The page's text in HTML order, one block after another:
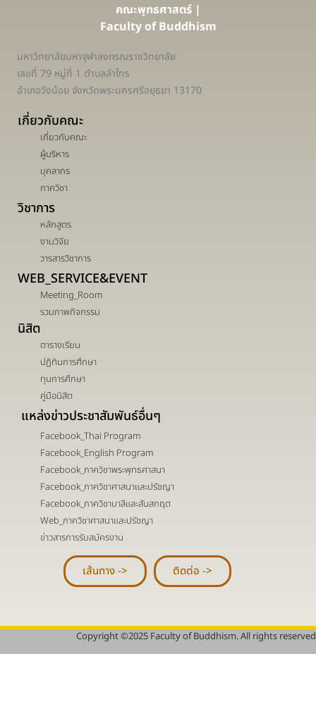
คณะพุทธศาสตร์ |
Faculty of Buddhism
มหาวิทยาลัยมหาจุฬาลงกรณราชวิทยาลัย
เลขที่ 79 หมู่ที่ 1 ตำบลลำไทร
อำเภอวังน้อย จังหวัดพระนครศรีอยุธยา 13170
เกี่ยวกับคณะ
เกี่ยวกับคณะ
ผู้บริหาร
บุคลากร
ภาควิชา
วิชาการ
หลักสูตร
งานวิจัย
วารสารวิชาการ
WEB_SERVICE&EVENT
Meeting_Room
รวมภาพกิจกรรม
นิสิต
ตารางเรียน
ปฏิทินการศึกษา
ทุนการศึกษา
คู่มือนิสิต
แหล่งข่าวประชาสัมพันธ์อื่นๆ
Facebook_Thai Program
Facebook_English Program
Facebook_ภาควิชาพระพุทธศาสนา
Facebook_ภาควิชาศาสนาและปรัชญา
Facebook_ภาควิชาบาลีและสันสกฤต
Web_ภาควิชาศาสนาและปรัชญา
ข่าวสารการรับสมัครงาน
เส้นทาง -> ติดต่อ ->
Copyright ©2025 Faculty of Buddhism. All rights reserved